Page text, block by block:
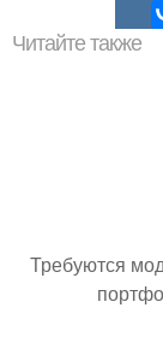
Читайте также
Требуются